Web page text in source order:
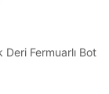
Fermuarlı Bot